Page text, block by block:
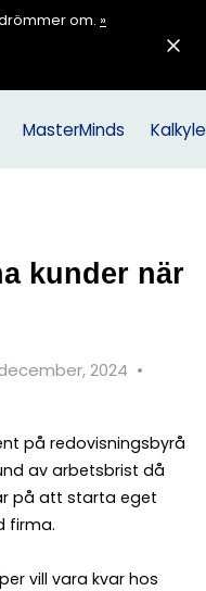
om. »
MasterMinds
kunder när
2024 •
på redovisningsbyrå
av arbetsbrist då
på att starta eget
firma.
vill vara kvar hos